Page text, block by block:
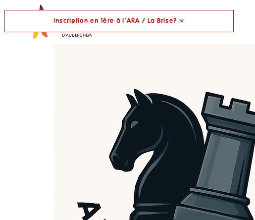
Inscription en 1ère à l'ARA / La Brise?